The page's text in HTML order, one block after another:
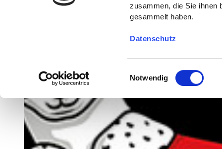
zusammen, die Sie ihnen
gesammelt haben.
Datenschutz
i
w
l
l
Notwendig